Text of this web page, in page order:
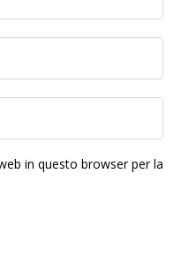
in questo browser per la